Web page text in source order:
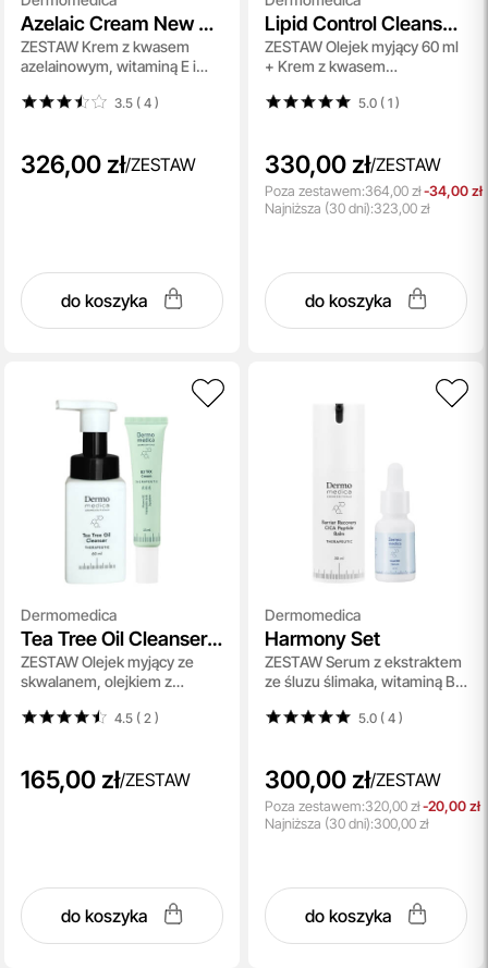
Azelaic Cream New +
Azelaic Pads
ZESTAW Krem z kwasem
azelainowym, witaminą E i
Płatki terapeutyczne z
3.5 ( 4)
326,00 zł/ZESTAW
do koszyka
Lipid Control Cleanser
+ Azelaic Cream New
ZESTAW Olejek myjący 60 ml
+ Krem z kwasem
heksylorezorcynolem 60 ml +
5.0 ( 1)
330,00 zł/ZESTAW
Poza zestawem:364,00 zł-34,00 zł
Najniższa (30 dni):323,00 zł
do koszyka
Dermomedica
Tea Tree Oil Cleanser +
B3 TRX Cream
ZESTAW Olejek myjący ze
skwalanem, olejkiem z
+ Krem z niacynamidem,
4.5 ( 2 )
165,00 zł/ZESTAW
do koszyka
Dermomedica
Harmony Set
ZESTAW Serum z ekstraktem
ze śluzu ślimaka, witaminą B3
glukanem 15 ml +5.0 ( 4)
300,00 zł/ZESTAW
Poza zestawem:320,00 zł-20,00 zł
Najniższa (30 dni):300,00 zł
do koszyka